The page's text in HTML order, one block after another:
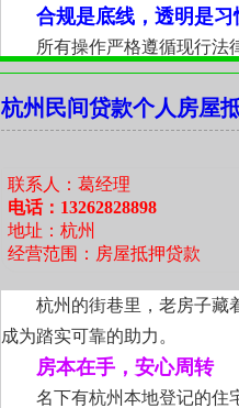
合规是底线，透明是习
所有操作严格遵循现行法
列示，构成清晰，计算方式可
信，可持续的支持，必须扎根
们愿以踏实的方式，陪伴本地
杭州民间贷款个人房屋
联系人：葛经理
电话：13262828898
地址：杭州
经营范围：房屋抵押贷款
杭州的街巷里，老房子藏
成为踏实可靠的助力。
房本在手，安心周转
名下有杭州本地登记的住